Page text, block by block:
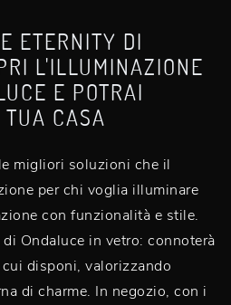
ETERNITY DI
L'ILLUMINAZIONE
E POTRAI
CASA
migliori soluzioni che il
per chi voglia illuminare
con funzionalità e stile.
Ondaluce in vetro: connoterà
disponi, valorizzando
di charme. In negozio, con i